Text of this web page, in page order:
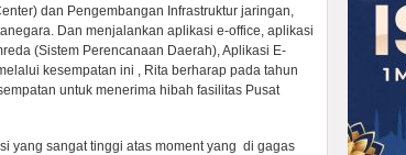
dan Pengembangan Infrastruktur jaringan,
Dan menjalankan aplikasi e-office, aplikasi
(Sistem Perencanaan Daerah), Aplikasi E-
kesempatan ini , Rita berharap pada tahun
untuk menerima hibah fasilitas Pusat
yang sangat tinggi atas moment yang di gagas